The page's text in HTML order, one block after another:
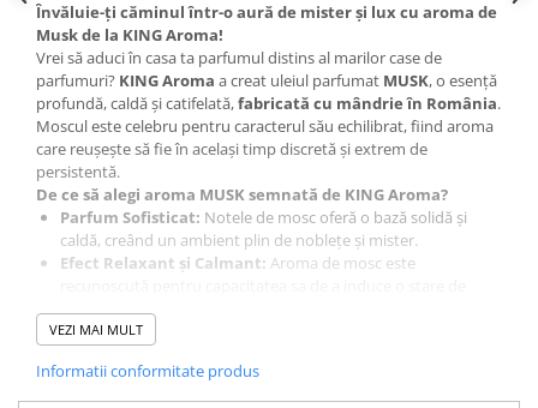
Învăluie-ți căminul într-o aură de mister și lux cu aroma de
Musk de la KING Aroma!
Vrei să aduci în casa ta parfumul distins al marilor case de
parfumuri? KING Aroma a creat uleiul parfumat MUSK, o esență
profundă, caldă și catifelată,fabricată cu mândrie în România.
Moscul este celebru pentru caracterul său echilibrat, fiind aroma
care reușește să fie în același timp discretă și extrem de
persistentă.
De ce să alegi aroma MUSK semnată de KING Aroma?
Parfum Sofisticat: Notele de mosc oferă o bază solidă și
caldă, creând un ambient plin de noblețe și mister.
Efect Relaxant și Calmant: Aroma de mosc este
confort emoțional și stabilitate, fiind ideală pentru
momentele de relaxare.
SRL, acest ulei oferă o intensitate remarcabilă, fiind suficientă
o cantitate mică pentru a parfuma întreaga încăpere pe
VEZI MAI MULT
Informatii conformitate produs